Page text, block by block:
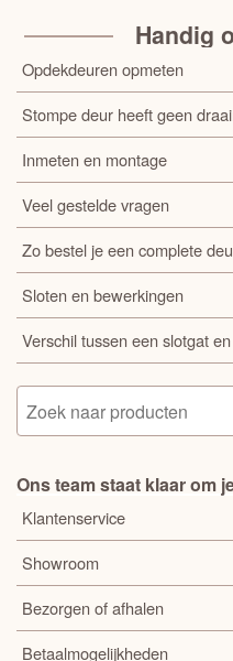
Handig
Opdekdeuren opmeten
Stompe deur heeft geen
Inmeten en montage
Veel gestelde vragen
Zo bestel je een complete
Sloten en bewerkingen
Verschil tussen een slotgat
Ons team staat klaar om
Klantenservice
Showroom
Bezorgen of afhalen
Betaalmogelijkheden